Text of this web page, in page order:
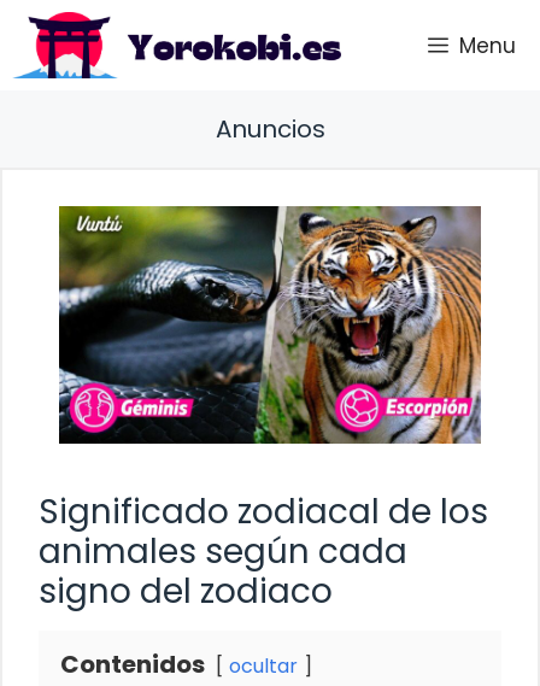
Saltar
contenido
Menu
Anuncios
Significado zodiacal de los
animales según cada
signo del zodiaco
Contenidos ocultar